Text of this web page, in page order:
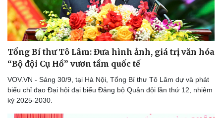
Tổng Bí thư Tô Lâm: Đưa hình ảnh, giá trị văn hóa
“Bộ đội Cụ Hồ” vươn tầm quốc tế
VOV.VN - Sáng 30/9, tại Hà Nội, Tổng Bí thư Tô Lâm dự và phát
biểu chỉ đạo Đại hội đại biểu Đảng bộ Quân đội lần thứ 12, nhiệm
kỳ 2025-2030.